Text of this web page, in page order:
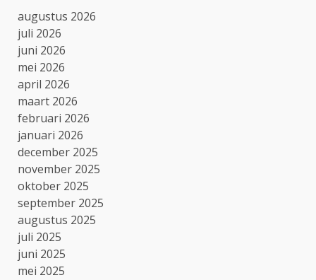
augustus 2026
juli 2026
juni 2026
mei 2026
april 2026
maart 2026
februari 2026
januari 2026
december 2025
november 2025
oktober 2025
september 2025
augustus 2025
juli 2025
juni 2025
mei 2025